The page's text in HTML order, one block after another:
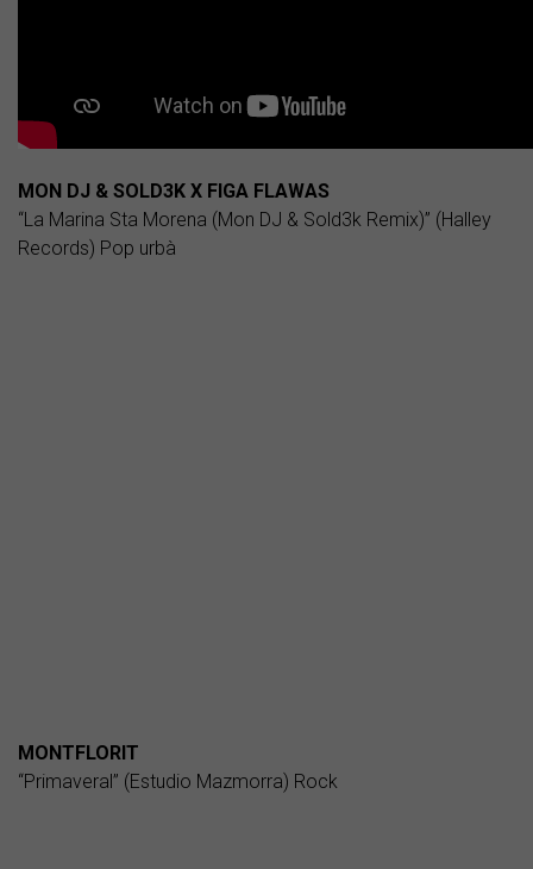
MON DJ & SOLD3K X FIGA FLAWAS
“La Marina Sta Morena (Mon DJ & Sold3k Remix)” (Halley
Records) Pop urbà
MONTFLORIT
“Primaveral” (Estudio Mazmorra) Rock